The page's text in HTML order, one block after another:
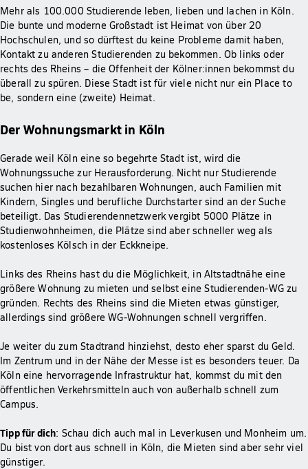
Mehr als 100.000 Studierende leben, lieben und lachen in Köln.
Die bunte und moderne Großstadt ist Heimat von über 20
Hochschulen, und so dürftest du keine Probleme damit haben,
Kontakt zu anderen Studierenden zu bekommen. Ob links oder
rechts des Rheins – die Offenheit der Kölner:innen bekommst du
überall zu spüren. Diese Stadt ist für viele nicht nur ein Place to
be, sondern eine (zweite) Heimat.
Der Wohnungsmarkt in Köln
Gerade weil Köln eine so begehrte Stadt ist, wird die
Wohnungssuche zur Herausforderung. Nicht nur Studierende
suchen hier nach bezahlbaren Wohnungen, auch Familien mit
Kindern, Singles und berufliche Durchstarter sind an der Suche
beteiligt. Das Studierendennetzwerk vergibt 5000 Plätze in
Studienwohnheimen, die Plätze sind aber schneller weg als
kostenloses Kölsch in der Eckkneipe.
Links des Rheins hast du die Möglichkeit, in Altstadtnähe eine
größere Wohnung zu mieten und selbst eine Studierenden-WG zu
gründen. Rechts des Rheins sind die Mieten etwas günstiger,
allerdings sind größere WG-Wohnungen schnell vergriffen.
Je weiter du zum Stadtrand hinziehst, desto eher sparst du Geld.
Im Zentrum und in der Nähe der Messe ist es besonders teuer. Da
Köln eine hervorragende Infrastruktur hat, kommst du mit den
öffentlichen Verkehrsmitteln auch von außerhalb schnell zum
Campus.
Tipp für dich: Schau dich auch mal in Leverkusen und Monheim um.
Du bist von dort aus schnell in Köln, die Mieten sind aber sehr viel
günstiger.